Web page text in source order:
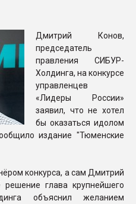
ПЕРЕЙТИ НА
Дмитрий Конов,
председатель
правления СИБУР-
Холдинга, на конкурсе
управленцев
«Лидеры России»
заявил, что не хотел
бы оказаться идолом
издание "Тюменские
конкурса, а сам Дмитрий
глава крупнейшего
объяснил желанием